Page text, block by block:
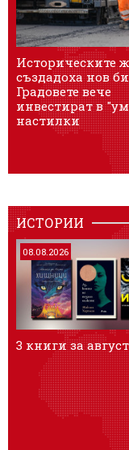
Историческите
създадоха нов
Градовете вече
инвестират в
настилки
ИСТОРИИ
08.08.2026
3 книги за август